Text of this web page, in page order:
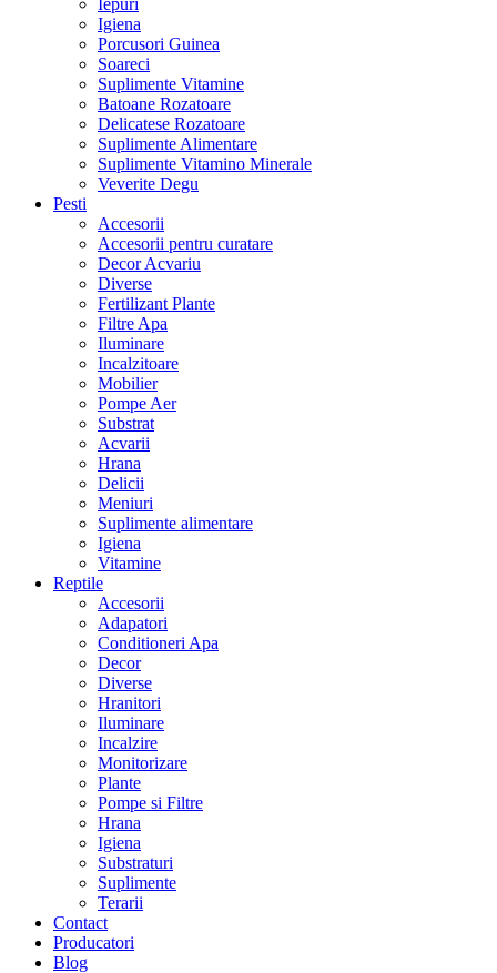
Iepuri
Igiena
Porcusori Guinea
Soareci
Suplimente Vitamine
Batoane Rozatoare
Delicatese Rozatoare
Suplimente Alimentare
Suplimente Vitamino Minerale
Veverite Degu
Pesti
Accesorii
Accesorii pentru curatare
Decor Acvariu
Diverse
Fertilizant Plante
Filtre Apa
Iluminare
Incalzitoare
Mobilier
Pompe Aer
Substrat
Acvarii
Hrana
Delicii
Meniuri
Suplimente alimentare
Igiena
Vitamine
Reptile
Accesorii
Adapatori
Conditioneri Apa
Decor
Diverse
Hranitori
Iluminare
Incalzire
Monitorizare
Plante
Pompe si Filtre
Hrana
Igiena
Substraturi
Suplimente
Terarii
Contact
Producatori
Blog